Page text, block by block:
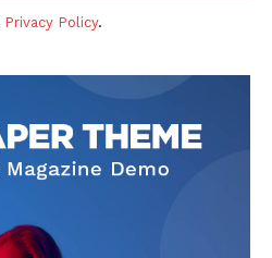
Privacy Policy.